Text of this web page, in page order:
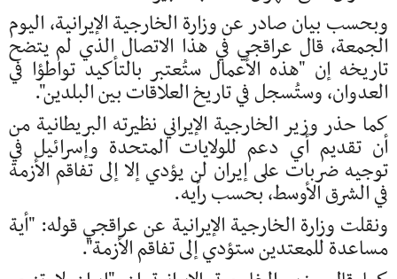
وبحسب بيان صادر عن وزارة الخارجية الإيرانية، اليوم
الجمعة، قال عراقجي في هذا الاتصال الذي لم يتضح
تاريخه إن "هذه الأعمال ستُعتبر بالتأكيد تواطؤا في
العدوان، وستُسجل في تاريخ العلاقات بين البلدين".
كما حذر وزير الخارجية الإيراني نظيرته البريطانية من
أن تقديم أي دعم للولايات المتحدة وإسرائيل في
توجيه ضربات على إيران لن يؤدي إلا إلى تفاقم الأزمة
في الشرق الأوسط، بحسب رأيه.
ونقلت وزارة الخارجية الإيرانية عن عراقجي قوله: "أية
مساعدة للمعتدين ستؤدي إلى تفاقم الأزمة".